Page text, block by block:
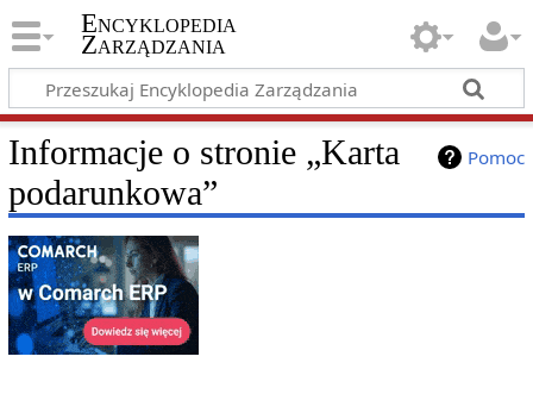
Encyklopedia
Zarządzania
Pomoc
Informacje o stronie „Karta
podarunkowa”